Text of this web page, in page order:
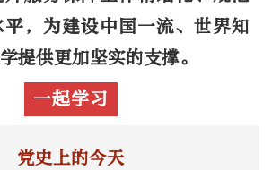
，为建设中国一流、世界知
提供更加坚实的支撑。
一起学习
党史上的今天